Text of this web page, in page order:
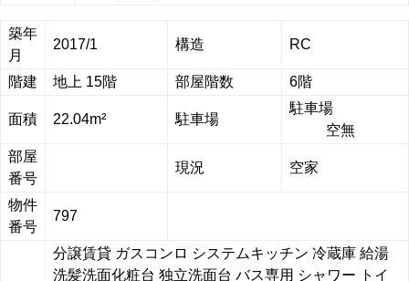
築年
月
2017/1 構造 RC
階建 地上 15階 部屋階数 6階
面積 22.04m² 駐車場
駐車場
空無
部屋
番号
現況 空家
物件
番号
797
分譲賃貸 ガスコンロ システムキッチン 冷蔵庫 給湯
洗髪洗面化粧台 独立洗面台 バス専用 シャワー
トイ